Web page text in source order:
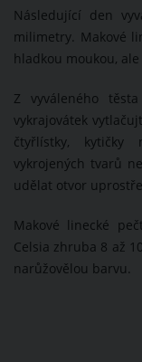
Následující den
milimetry. Makové
hladkou moukou,
Z vyváleného
vykrajovátek
čtyřlístky, kytičky
vykrojených tvarů
udělat otvor
Makové linecké
Celsia zhruba 8 až
narůžovělou barvu.